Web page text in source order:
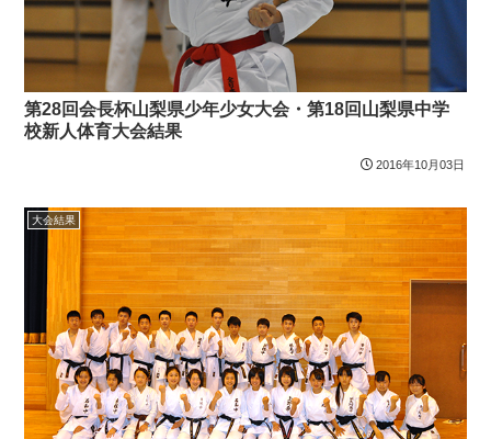
第28回会長杯山梨県少年少女大会・第18回山梨県中学
校新人体育大会結果
2016年10月03日
大会結果